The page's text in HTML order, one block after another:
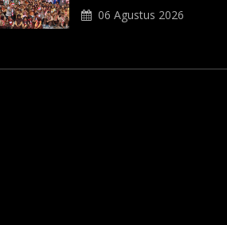
06 Agustus 2026